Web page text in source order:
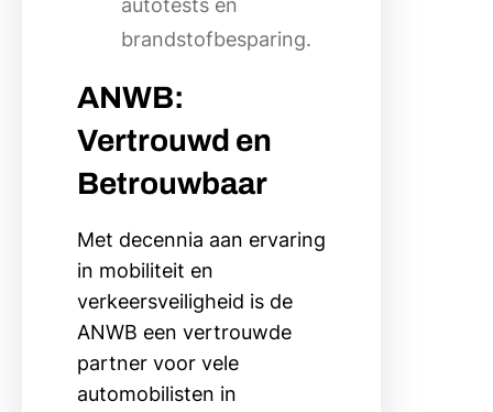
autotests en
brandstofbesparing.
ANWB:
Vertrouwd en
Betrouwbaar
Met decennia aan ervaring
in mobiliteit en
verkeersveiligheid is de
ANWB een vertrouwde
partner voor vele
automobilisten in